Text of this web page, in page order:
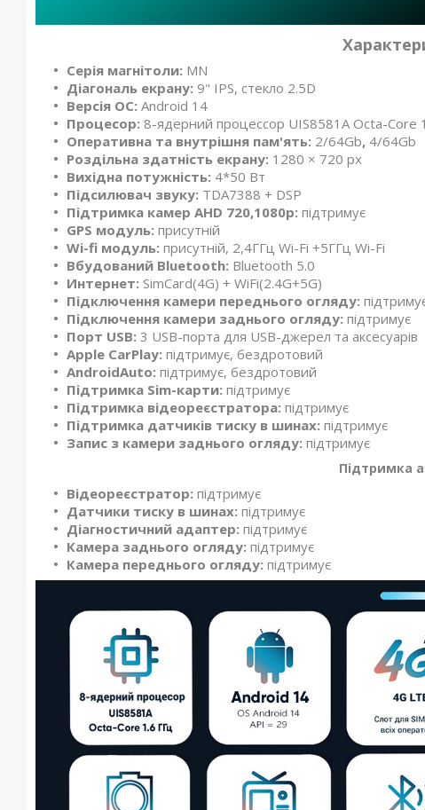
Серія магнітоли: MN
Діагональ екрану: 9" IPS, стекло 2.5D
Версія ОС: Android 14
Процесор: 8-ядерний процессор UIS8581A Octa-Core
Оперативна та внутрішня пам'ять: 2/64Gb, 4/64Gb
Роздільна здатність екрану: 1280 × 720 px
Вихідна потужність: 4*50 Вт
Підсилювач звуку: TDA7388 + DSP
Підтримка камер AHD 720,1080р: підтримує
GPS модуль: присутній
Wi-fi модуль: присутній, 2,4ГГц Wi-Fi +5ГГц Wi-Fi
Вбудований Bluetooth: Bluetooth 5.0
Интернет: SimCard(4G) + WiFi(2.4G+5G)
Підключення камери переднього огляду:
Підключення камери заднього огляду: підтримує
Порт USB: 3 USB-порта для USB-джерел та аксесуарів
Apple CarPlay: підтримує, бездротовий
AndroidAuto: підтримує, бездротовий
Підтримка Sim-карти: підтримує
Підтримка відеореєстратора: підтримує
Підтримка датчиків тиску в шинах: підтримує
Запис з камери заднього огляду: підтримує
Підтримка
Відеореєстратор: підтримує
Датчики тиску в шинах: підтримує
Діагностичний адаптер: підтримує
Камера заднього огляду: підтримує
Камера переднього огляду: підтримує